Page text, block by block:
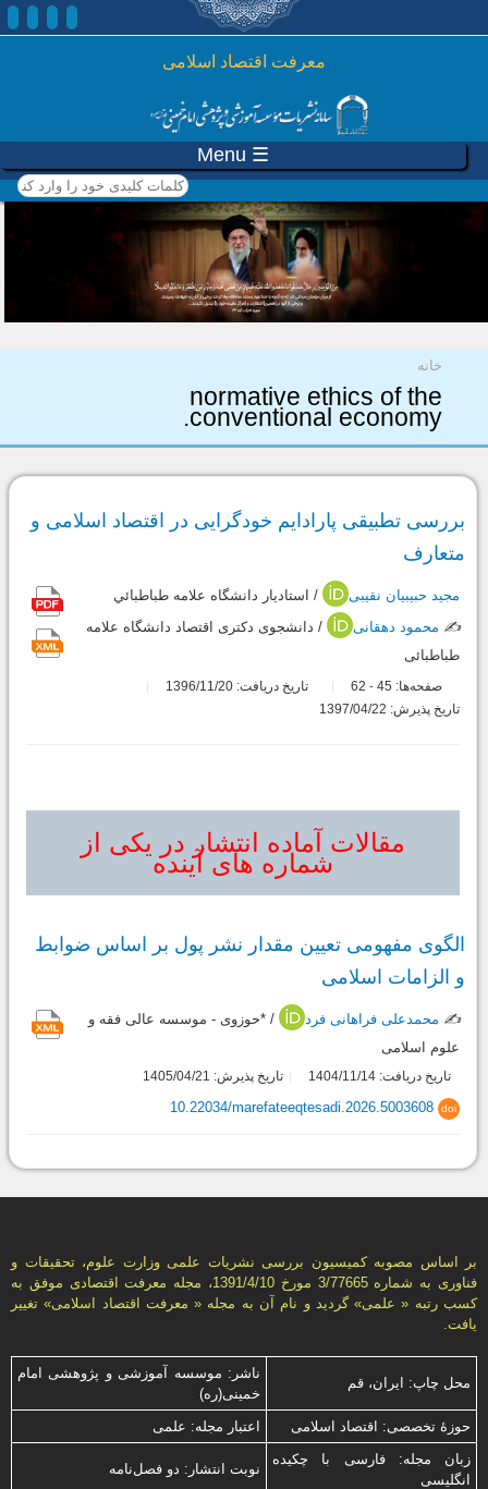
رفتن به محتوای اصلی
معرفت اقتصاد اسلامی
☰ Menu
کلمات کلیدی خود را وارد
کنید
شما اینجا هستید
خانه
normative ethics of the
conventional economy.
بررسی تطبیقی پارادایم خودگرایی در اقتصاد اسلامی و
متعارف
مجید حبیبیان نقیبی
/ استاديار دانشگاه علامه طباطبائي
✍️ محمود دهقانی
/ دانشجوی دکتری اقتصاد دانشگاه علامه
طباطبائی
صفحه‌ها: 45
-
تاریخ دریافت: 1396/11/20
تاریخ پذیرش: 1397/04/22
مقالات آماده انتشار در یکی از
شماره های آینده
الگوی مفهومی تعیین مقدار نشر پول بر اساس ضوابط
و الزامات اسلامی
✍️ محمدعلی فراهانی فرد
/ *حوزوی - موسسه عالی فقه و
علوم اسلامی
تاریخ دریافت: 1404/11/14 تاریخ پذیرش: 1405/04/21
doi
10.22034/marefateeqtesadi.2026.5003608
بر اساس مصوبه کمیسیون بررسی نشریات علمی وزارت علوم، تحقیقات و
فناوری به شماره 3/77665 مورخ 1391/4/10، مجله معرفت اقتصادی موفق به
کسب رتبه « علمی» گردید و نام آن به مجله « معرفت اقتصاد اسلامی» تغییر
یافت.
محل چاپ: ایران، قم
ناشر: موسسه آموزشی و پژوهشی امام
خمینی(ره)
حوزۀ تخصصی: اقتصاد اسلامی
اعتبار مجله: علمی
زبان مجله: فارسی با چكیده
انگلیسی
نوبت انتشار: دو فصل‌نامه